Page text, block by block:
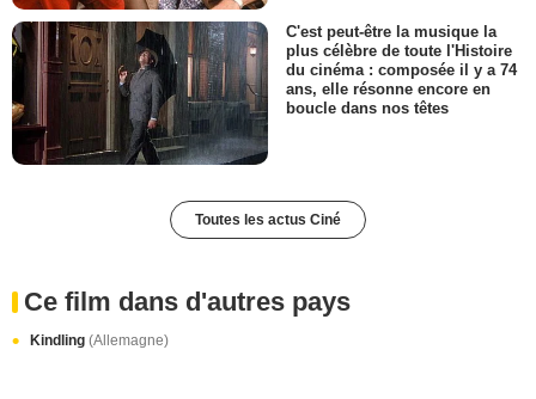
C'est peut-être la musique la
plus célèbre de toute l'Histoire
du cinéma : composée il y a 74
ans, elle résonne encore en
boucle dans nos têtes
Toutes les actus Ciné
Ce film dans d'autres pays
Kindling (Allemagne)